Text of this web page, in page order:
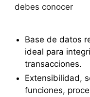
debes conocer
Base de datos
ideal para
transacciones.
Extensibilidad,
funciones,